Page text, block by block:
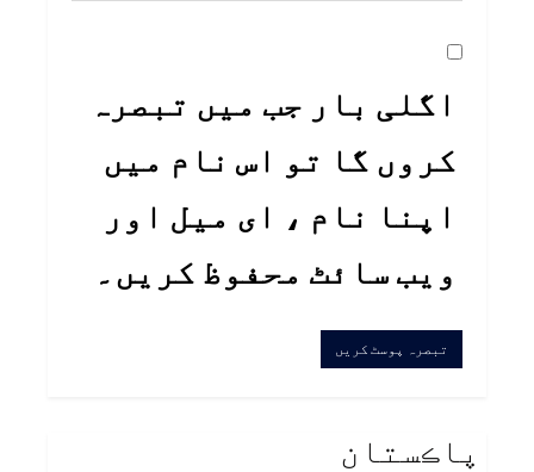
اگلی بار جب میں تبصرہ
کروں گا تو اس نام میں
اپنا نام ، ای میل اور
ویب سائٹ محفوظ کریں۔
پاڪستان